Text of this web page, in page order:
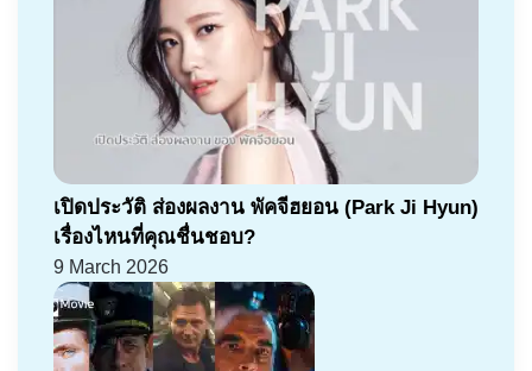
เปิดประวัติ ส่องผลงาน พัคจีฮยอน (Park Ji Hyun)
เรื่องไหนที่คุณชื่นชอบ?
9 March 2026